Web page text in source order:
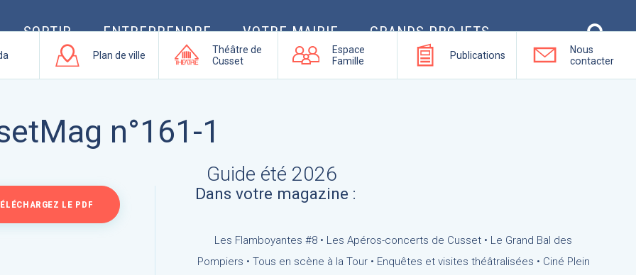
SORTIR ENTREPRENDRE VOTRE MAIRIE GRANDS PROJETS
Plan de ville
Théâtre de
Cusset
Espace
Famille
Publications
Nous
contacter
n°161-1
Guide été 2026
LE PDF
Dans votre magazine :
Les Flamboyantes #8 • Les Apéros-concerts de Cusset • Le Grand Bal des
Pompiers • Tous en scène à la Tour • Enquêtes et visites théâtralisées • Ciné Plein